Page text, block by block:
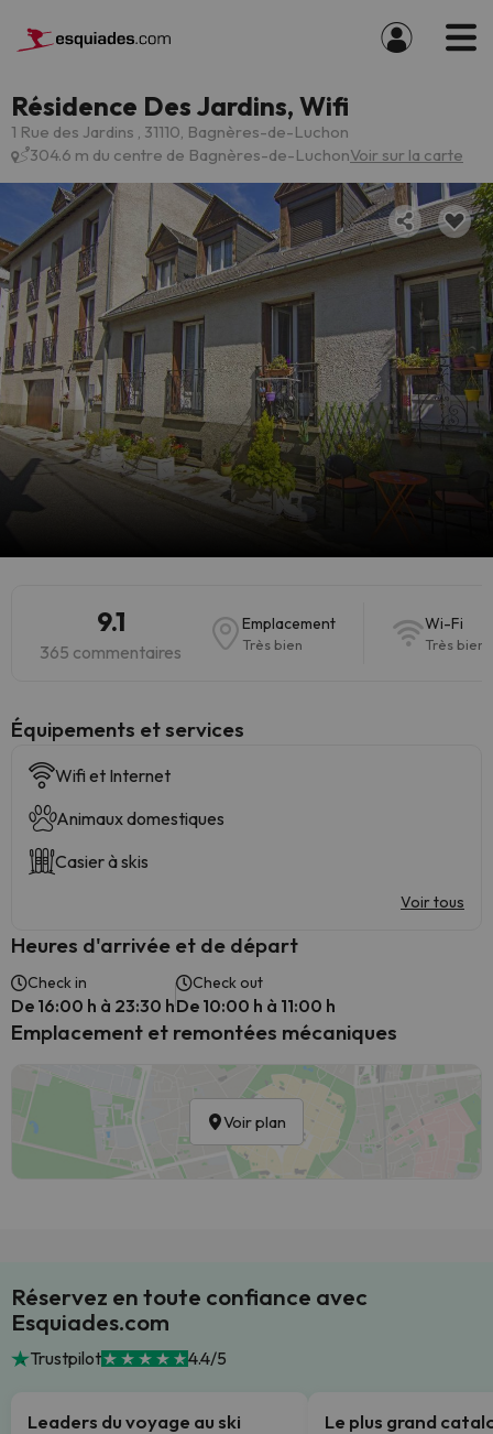
Résidence Des Jardins, Wifi
1 Rue des Jardins , 31110, Bagnères-de-Luchon
304.6 m du centre de Bagnères-de-LuchonVoir sur la carte
9.1
365 commentaires
Emplacement
Très bien
Wi-Fi
Très bien
​Équipements et services
Wifi et Internet
Animaux domestiques
Casier à skis
Voir tous
Heures d'arrivée et de départ
Check in
De 16:00 h à 23:30 h
Check out
De 10:00 h à 11:00 h
Emplacement et remontées mécaniques
Voir plan
Réservez en toute confiance avec
Esquiades.com
Trustpilot 4.4/5
Leaders du voyage au ski Le plus grand